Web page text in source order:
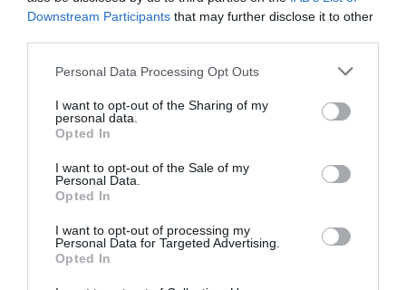
Downstream Participants that may further disclose it to other
Please note that this website/app uses one or more Google
not limited to your visit or usage behaviour. You may click to
grant or deny consent to Google and its third-party tags to
use your data for below specified purposes in below Google
consent section.
Personal Data Processing Opt Outs
I want to opt-out of the Sharing of my
personal data.
Opted In
I want to opt-out of the Sale of my
Personal Data.
Opted In
I want to opt-out of processing my
Personal Data for Targeted Advertising.
Opted In
Igazságtalan a jelenlegi adórendszer,
megreformálná az EU
Az adórendszerek teljes átalakítására fogalmazott meg ajánlásokat
az Európai Bizottság (EB). A javaslataik között szerepel például